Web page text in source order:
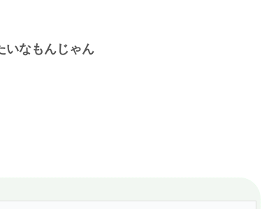
いなもんじゃん